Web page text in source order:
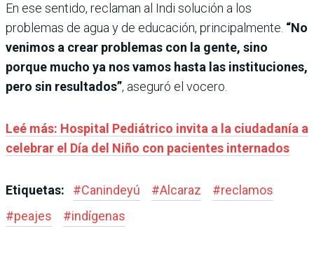
En ese sentido, reclaman al Indi solución a los
problemas de agua y de educación, principalmente. “No
venimos a crear problemas con la gente, sino
porque mucho ya nos vamos hasta las instituciones,
pero sin resultados”, aseguró el vocero.
Leé más: Hospital Pediátrico invita a la ciudadanía a
celebrar el Día del Niño con pacientes internados
Etiquetas: #Canindeyú #Alcaraz #reclamos
#peajes #indígenas